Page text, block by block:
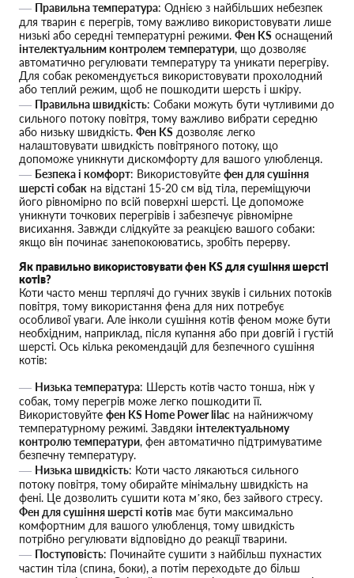
Правильна температура: Однією з найбільших небезпек
для тварин є перегрів, тому важливо використовувати лише
низькі або середні температурні режими. Фен KS оснащений
інтелектуальним контролем температури, що дозволяє
автоматично регулювати температуру та уникати перегріву.
Для собак рекомендується використовувати прохолодний
або теплий режим, щоб не пошкодити шерсть і шкіру.
Правильна швидкість: Собаки можуть бути чутливими до
сильного потоку повітря, тому важливо вибрати середню
або низьку швидкість. Фен KS дозволяє легко
налаштовувати швидкість повітряного потоку, що
допоможе уникнути дискомфорту для вашого улюбленця.
Безпека і комфорт: Використовуйте фен для сушіння
шерсті собак на відстані 15-20 см від тіла, переміщуючи
його рівномірно по всій поверхні шерсті. Це допоможе
уникнути точкових перегрівів і забезпечує рівномірне
висихання. Завжди слідкуйте за реакцією вашого собаки:
якщо він починає занепокоюватись, зробіть перерву.
Як правильно використовувати фен KS для сушіння шерсті
котів?
Коти часто менш терплячі до гучних звуків і сильних потоків
повітря, тому використання фена для них потребує
особливої уваги. Але інколи сушіння котів феном може бути
необхідним, наприклад, після купання або при довгій і густій
шерсті. Ось кілька рекомендацій для безпечного сушіння
котів:
Низька температура: Шерсть котів часто тонша, ніж у
собак, тому перегрів може легко пошкодити її.
Використовуйте фен KS Home Power lilac на найнижчому
температурному режимі. Завдяки інтелектуальному
контролю температури, фен автоматично підтримуватиме
безпечну температуру.
Низька швидкість: Коти часто лякаються сильного
потоку повітря, тому обирайте мінімальну швидкість на
фені. Це дозволить сушити кота м’яко, без зайвого стресу.
Фен для сушіння шерсті котів має бути максимально
комфортним для вашого улюбленця, тому швидкість
потрібно регулювати відповідно до реакції тварини.
Поступовість: Починайте сушити з найбільш пухнастих
частин тіла (спина, боки), а потім переходьте до більш